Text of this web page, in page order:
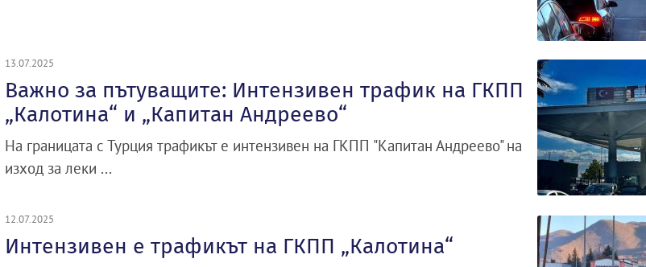
13.07.2025
Важно за пътуващите: Интензивен трафик на ГКПП
„Калотина“ и „Капитан Андреево“
На границата с Турция трафикът е интензивен на ГКПП "Капитан Андреево" на
изход за леки ...
12.07.2025
Интензивен е трафикът на ГКПП „Калотина“